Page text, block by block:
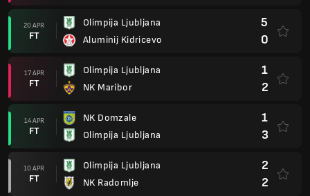
20 APR
FT
Olimpija Ljubljana
Aluminij Kidricevo
5
0
17 APR
FT
Olimpija Ljubljana
NK Maribor
1
2
14 APR
FT
NK Domzale
Olimpija Ljubljana
1
3
10 APR
FT
Olimpija Ljubljana
NK Radomlje
2
2